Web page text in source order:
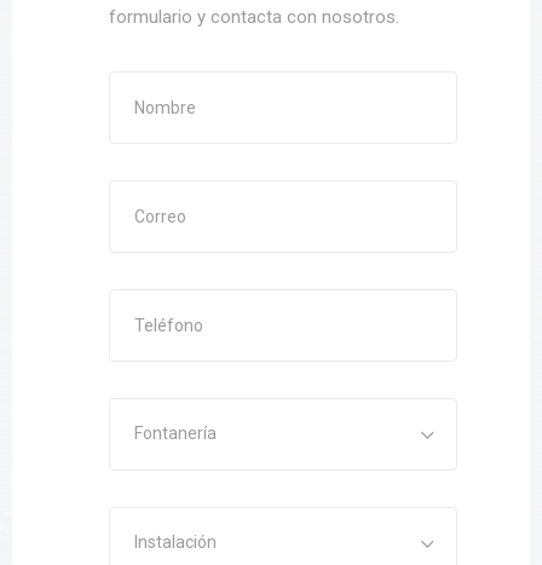
formulario y contacta con nosotros.
Fontanería
Instalación